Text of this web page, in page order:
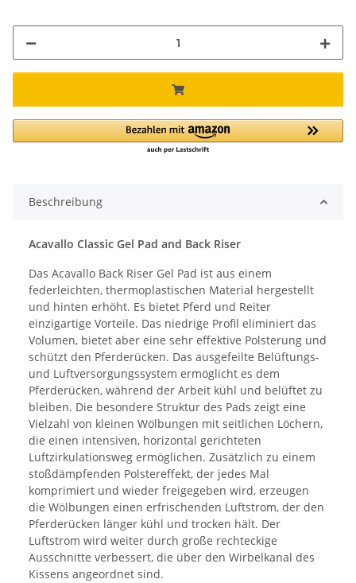
Beschreibung
Acavallo Classic Gel Pad and Back Riser
Das Acavallo Back Riser Gel Pad ist aus einem
federleichten, thermoplastischen Material hergestellt
und hinten erhöht. Es bietet Pferd und Reiter
einzigartige Vorteile. Das niedrige Profil eliminiert das
Volumen, bietet aber eine sehr effektive Polsterung und
schützt den Pferderücken. Das ausgefeilte Belüftungs-
und Luftversorgungssystem ermöglicht es dem
Pferderücken, während der Arbeit kühl und belüftet zu
bleiben. Die besondere Struktur des Pads zeigt eine
Vielzahl von kleinen Wölbungen mit seitlichen Löchern,
die einen intensiven, horizontal gerichteten
Luftzirkulationsweg ermöglichen. Zusätzlich zu einem
stoßdämpfenden Polstereffekt, der jedes Mal
komprimiert und wieder freigegeben wird, erzeugen
die Wölbungen einen erfrischenden Luftstrom, der den
Pferderücken länger kühl und trocken hält. Der
Luftstrom wird weiter durch große rechteckige
Ausschnitte verbessert, die über den Wirbelkanal des
Kissens angeordnet sind.